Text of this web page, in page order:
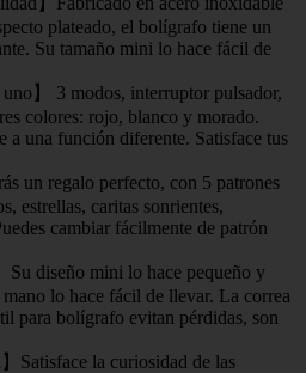
plateado, el bolígrafo tiene un
Su tamaño mini lo hace fácil de
】 3 modos, interruptor pulsador,
colores: rojo, blanco y morado.
a una función diferente. Satisface tus
un regalo perfecto, con 5 patrones
estrellas, caritas sonrientes,
cambiar fácilmente de patrón
Su diseño mini lo hace pequeño y
lo hace fácil de llevar. La correa
para bolígrafo evitan pérdidas, son
Satisface la curiosidad de las